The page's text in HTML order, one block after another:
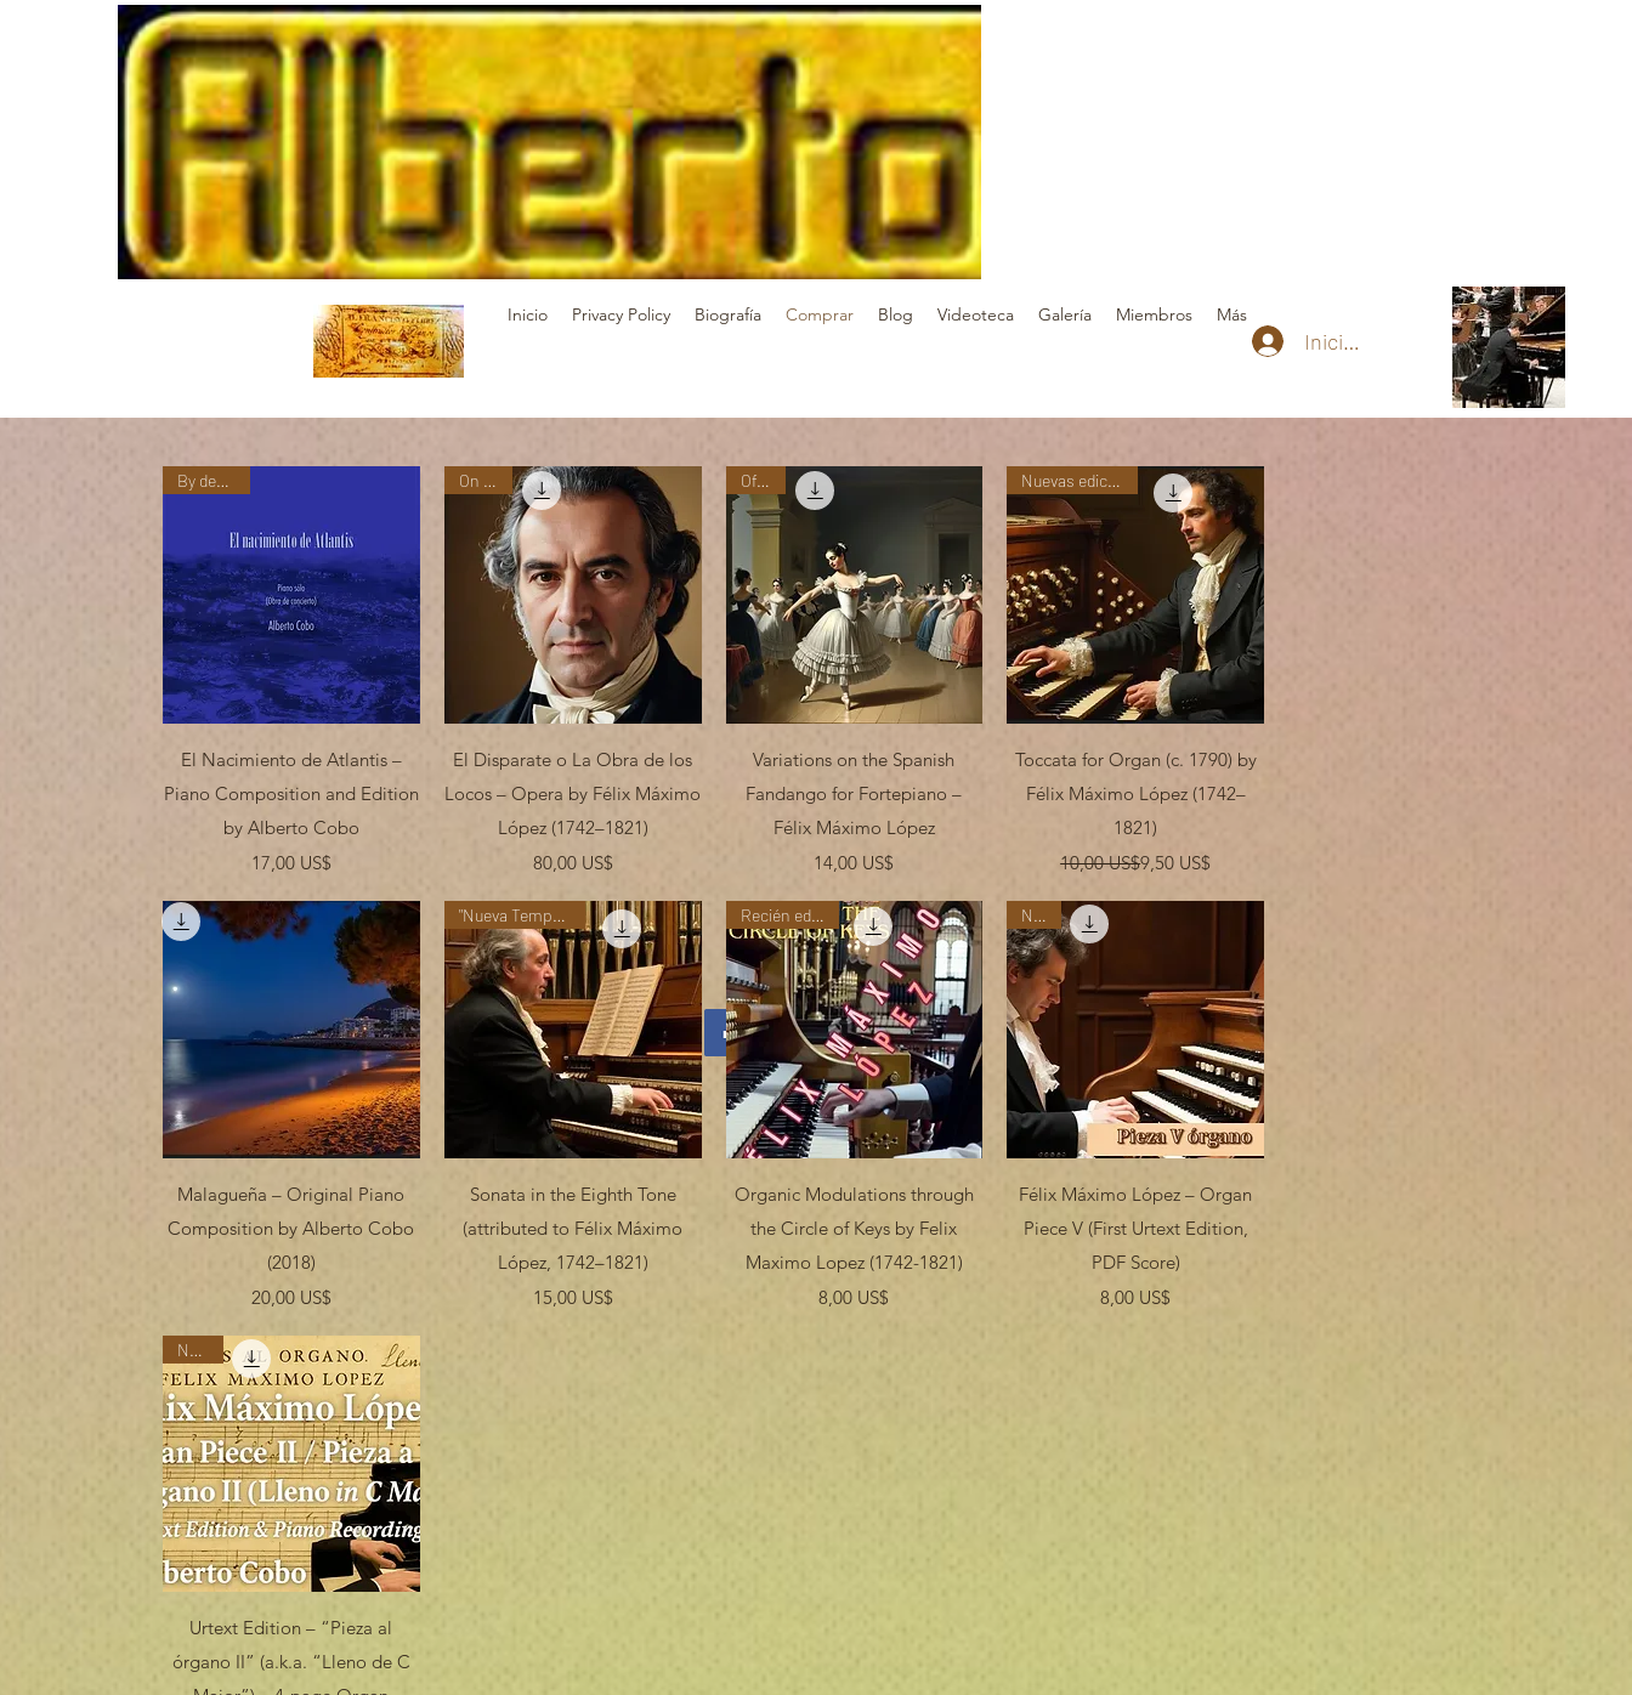
Inicio Privacy Policy Biografía Comprar Blog Videoteca Galería Miembros Más
Iniciar sesión
Vista rápida
By demand
El Nacimiento de Atlantis –
Piano Composition and Edition
by Alberto Cobo
Precio
17,00 US$
Vista rápida
On sale
El Disparate o La Obra de los
Locos – Opera by Félix Máximo
López (1742–1821)
Precio
80,00 US$
Vista rápida
Oferta
Variations on the Spanish
Fandango for Fortepiano –
Félix Máximo López
Precio
14,00 US$
Vista rápida
Nuevas ediciones
Toccata for Organ (c. 1790) by
Félix Máximo López (1742–
1821)
Precio
10,00 US$Precio de oferta
9,50 US$
Vista rápida
Malagueña – Original Piano
Composition by Alberto Cobo
(2018)
Precio
20,00 US$
Vista rápida
"Nueva Temporada"
Sonata in the Eighth Tone
(attributed to Félix Máximo
López, 1742–1821)
Precio
15,00 US$
Vista rápida
Recién editada
Organic Modulations through
the Circle of Keys by Felix
Maximo Lopez (1742-1821)
Precio
8,00 US$
Vista rápida
New!
Félix Máximo López – Organ
Piece V (First Urtext Edition,
PDF Score)
Precio
8,00 US$
Vista rápida
Nuevo
Urtext Edition – “Pieza al
órgano II” (a.k.a. “Lleno de C